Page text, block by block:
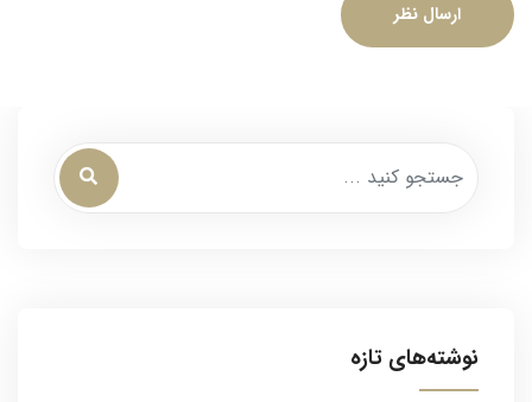
ارسال نظر
نوشته‌های تازه